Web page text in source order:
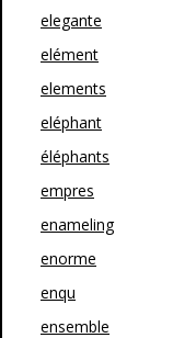
elegante
elément
elements
eléphant
éléphants
empres
enameling
enorme
enqu
ensemble